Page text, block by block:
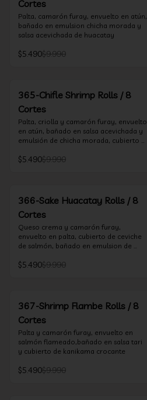
Cortes
Palta, camarón furay, envuelto en atún,
bañado en emulsion chicha morada y
salsa acevichada de huacatay
$5.490$9.990
365-Chifle Shrimp Rolls / 8
Cortes
Palta, criolla y camarón furay, envuelto
en atún, bañado en salsa acevichada y
emulsión de chicha morada, cubierto
$5.490$9.990
366-Sake Huacatay Rolls / 8
Cortes
Queso crema y camarón furay,
envuelto en palta, cubierto de ceviche
de salmón, bañado en emulsion de
$5.490$9.990
367-Shrimp Flambe Rolls / 8
Cortes
Palta y camarón furay, envuelto en
salmón flameado,bañado en salsa tari
y cubierto de kanikama crocante
$5.490$9.990